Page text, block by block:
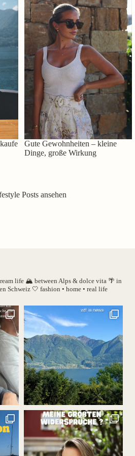
Gute Gewohnheiten – kleine
Dinge, große Wirkung
Posts ansehen
life 🏔️ between Alps & dolce vita 🌴 in
Schweiz 🤍 fashion • home • real life